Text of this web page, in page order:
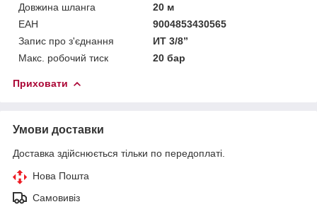
Довжина шланга
20 м
ЕАН
9004853430565
Запис про з'єднання
ИТ 3/8”
Макс. робочий тиск
20 бар
Приховати
Умови доставки
Доставка здійснюється тільки по передоплаті.
Нова Пошта
Самовивіз